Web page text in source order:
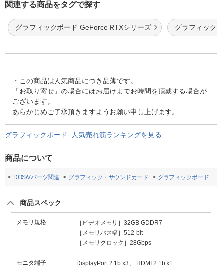
関連する商品をタグで探す
グラフィックボード GeForce RTXシリーズ グラフィック
・この商品は人気商品につき品薄です。
「お取り寄せ」の場合にはお届けまでお時間を頂戴する場合が
ございます。
あらかじめご了承頂きますようお願い申し上げます。
グラフィックボード 人気売れ筋ランキングを見る
商品について
DOS/Vパーツ関連 グラフィック・サウンドカード グラフィックボード
商品スペック
メモリ規格
［ビデオメモリ］32GB GDDR7
［メモリバス幅］512-bit
［メモリクロック］28Gbps
モニタ端子 DisplayPort 2.1b x3、 HDMI 2.1b x1